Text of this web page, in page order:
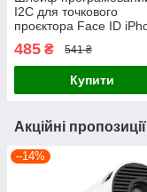
I2C для точкового
проєктора Face ID
485 ₴ 541 ₴
Купити
Акційні
–14%